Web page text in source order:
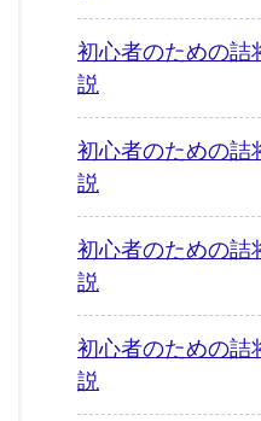
初心者のための
説
初心者のための
説
初心者のための
説
初心者のための
説